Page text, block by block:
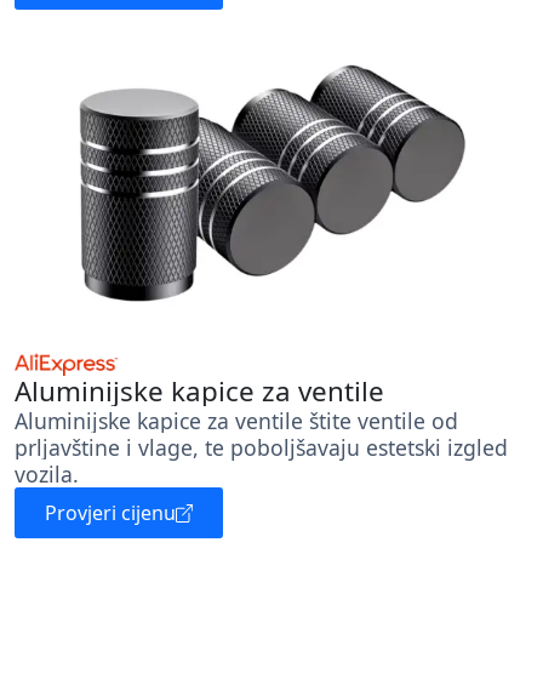
Aluminijske kapice za ventile
Aluminijske kapice za ventile štite ventile od
prljavštine i vlage, te poboljšavaju estetski izgled
vozila.
Provjeri cijenu